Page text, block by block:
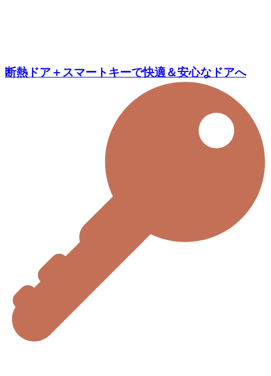
断熱ドア＋スマートキーで快適＆安心なドアへ